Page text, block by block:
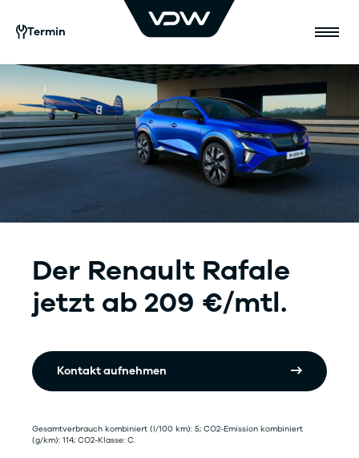
Termin
Der Renault Rafale
jetzt ab 209 €/mtl.
Kontakt aufnehmen
Gesamtverbrauch kombiniert (l/100 km): 5; CO2-Emission kombiniert
(g/km): 114; CO2-Klasse: C.